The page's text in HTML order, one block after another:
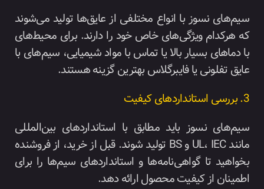
سیم‌های نسوز با انواع مختلفی از عایق‌ها تولید می‌شوند
که هرکدام ویژگی‌های خاص خود را دارند. برای محیط‌های
با دماهای بسیار بالا یا تماس با مواد شیمیایی، سیم‌های با
عایق تفلونی یا فایبرگلاس بهترین گزینه هستند.
3. بررسی استانداردهای کیفیت
سیم‌های نسوز باید مطابق با استانداردهای بین‌المللی
مانند UL، IEC و BS تولید شوند. قبل از خرید، از فروشنده
بخواهید تا گواهی‌نامه‌ها و استانداردهای سیم‌ها را برای
اطمینان از کیفیت محصول ارائه دهد.